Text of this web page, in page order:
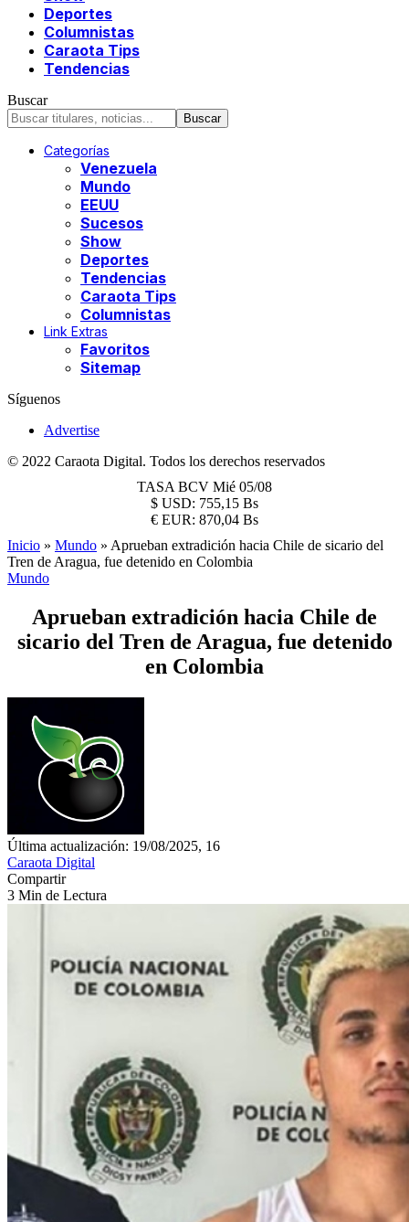
Deportes
Columnistas
Caraota Tips
Tendencias
Buscar
Categorías
Venezuela
Mundo
EEUU
Sucesos
Show
Deportes
Tendencias
Caraota Tips
Columnistas
Link Extras
Favoritos
Sitemap
Síguenos
Advertise
© 2022 Caraota Digital. Todos los derechos reservados
TASA BCV Mié 05/08
$ USD: 755,15 Bs
€ EUR: 870,04 Bs
Inicio » Mundo » Aprueban extradición hacia Chile de sicario del
Tren de Aragua, fue detenido en Colombia
Mundo
Aprueban extradición hacia Chile de
sicario del Tren de Aragua, fue detenido
en Colombia
Última actualización: 19/08/2025, 16
Caraota Digital
Compartir
3 Min de Lectura